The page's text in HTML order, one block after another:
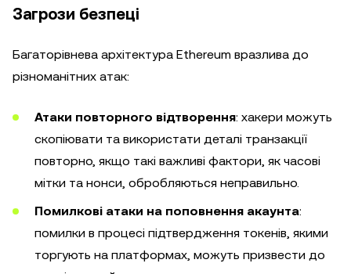
Загрози безпеці
Багаторівнева архітектура Ethereum вразлива до
різноманітних атак:
Атаки повторного відтворення: хакери можуть
скопіювати та використати деталі транзакції
повторно, якщо такі важливі фактори, як часові
мітки та нонси, обробляються неправильно.
Помилкові атаки на поповнення акаунта:
помилки в процесі підтвердження токенів, якими
торгують на платформах, можуть призвести до